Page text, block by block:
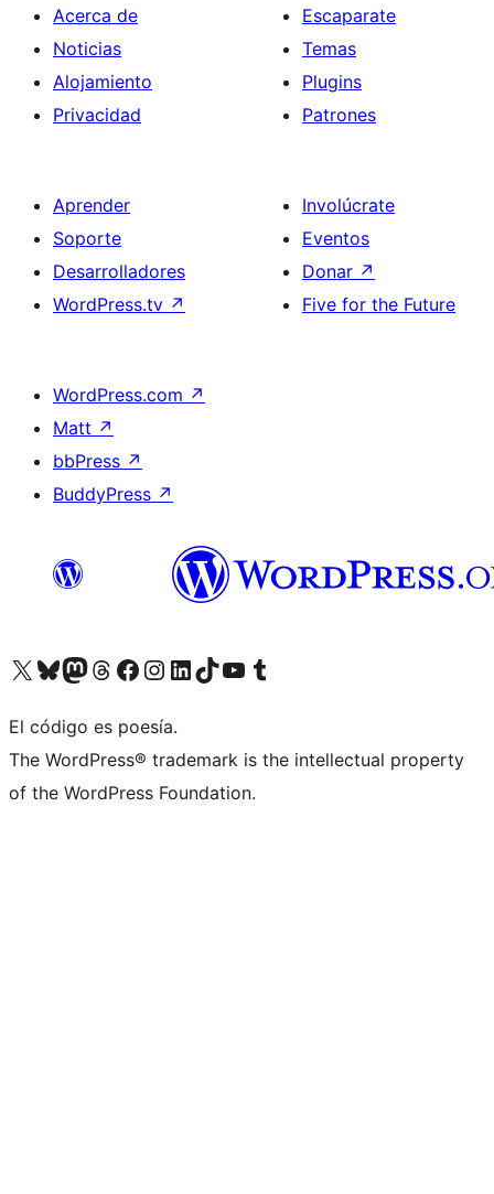
Acerca de
Noticias
Alojamiento
Privacidad
Escaparate
Temas
Plugins
Patrones
Aprender
Soporte
Desarrolladores
WordPress.tv ↗
Involúcrate
Eventos
Donar ↗
Five for the Future
WordPress.com ↗
Matt ↗
bbPress ↗
BuddyPress ↗
Visita nuestra cuenta de X (anteriormente Twitter)
Visita nuestra cuenta de Bluesky
Visita nuestra cuenta de Mastodon
Visita nuestra cuenta de Threads
Visita nuestra página de Facebook
Visita nuestra cuenta de Instagram
Visita nuestra cuenta de LinkedIn
Visita nuestra cuenta de TikTok
Visita nuestro canal de YouTube
Visita nuestra cuenta de Tumblr
El código es poesía.
The WordPress® trademark is the intellectual property
of the WordPress Foundation.